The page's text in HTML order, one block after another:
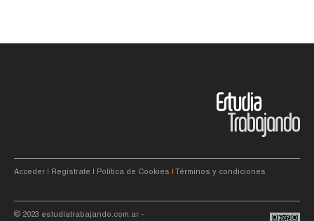
Acceder Registrate Política de Cookies Términos y condiciones
© 2023 estudiatrabajando.com.ar -